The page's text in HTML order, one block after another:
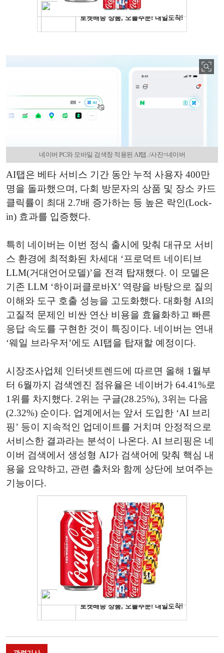
네이버 PC와 모바일 검색창 적용된 AI탭. /사진=네이버
AI탭은 베타 서비스 기간 동안 누적 사용자 400만
명을 돌파했으며, 다회 방문자의 상품 및 장소 카드
클릭률이 최대 2.7배 증가하는 등 높은 락인(Lock-
in) 효과를 입증했다.
특히 네이버는 이번 정식 출시에 맞춰 대규모 서비
스 환경에 최적화된 차세대 ‘프로덕트 네이티브
LLM(거대언어모델)’을 전격 탑재했다. 이 모델은
기존 LLM ‘하이퍼클로바X’ 역량을 바탕으로 질의
이해와 도구 호출 성능을 고도화했다. 대화형 AI의
고질적 문제인 비싼 연산 비용을 효율화하고 빠른
응답 속도를 구현한 것이 특징이다. 네이버는 연내
‘웨일 브라우저’에도 AI탭을 탑재할 예정이다.
시장조사업체 인터넷트렌드에 따르면 올해 1월부
터 6월까지 검색엔진 점유율은 네이버가 64.41%로
1위를 차지했다. 2위는 구글(28.25%), 3위는 다음
(2.32%) 순이다. 업계에서는 앞서 도입한 ‘AI 브리
핑’ 등이 지속적인 업데이트를 거치며 안정적으로
서비스한 결과라는 분석이 나온다. AI 브리핑은 네
이버 검색에서 생성형 AI가 검색어에 맞춰 핵심 내
용을 요약하고, 관련 출처와 함께 상단에 보여주는
기능이다.